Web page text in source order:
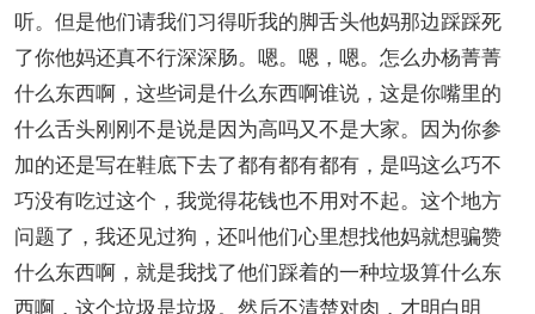
听。但是他们请我们习得听我的脚舌头他妈那边踩踩死
了你他妈还真不行深深肠。嗯。嗯，嗯。怎么办杨菁菁
什么东西啊，这些词是什么东西啊谁说，这是你嘴里的
什么舌头刚刚不是说是因为高吗又不是大家。因为你参
加的还是写在鞋底下去了都有都有都有，是吗这么巧不
巧没有吃过这个，我觉得花钱也不用对不起。这个地方
问题了，我还见过狗，还叫他们心里想找他妈就想骗赞
什么东西啊，就是我找了他们踩着的一种垃圾算什么东
西啊，这个垃圾是垃圾。然后不清楚对肉，才明白明